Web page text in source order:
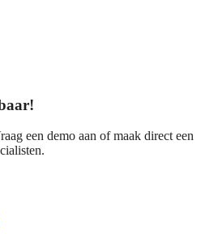
een demo aan of maak direct een